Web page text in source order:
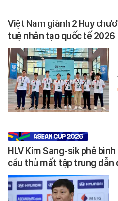
Việt Nam giành 2 Huy
tuệ nhân tạo quốc tế 2026
HLV Kim Sang-sik phê
cầu thủ mất tập trung dẫn